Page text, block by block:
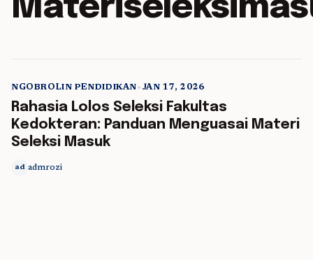
NGOBROLIN PENDIDIKAN• JAN 17, 2026
Rahasia Lolos Seleksi Fakultas
Kedokteran: Panduan Menguasai Materi
Seleksi Masuk
ad admrozi